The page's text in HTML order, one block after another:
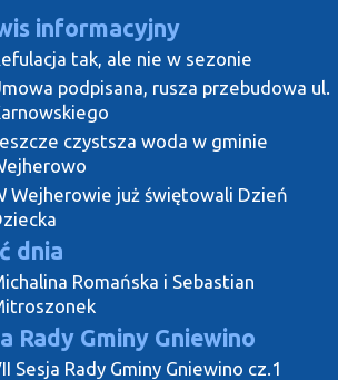
informacyjny
tak, ale nie w sezonie
podpisana, rusza przebudowa ul.
czystsza woda w gminie
Wejherowie już świętowali Dzień
dnia
Romańska i Sebastian
Rady Gminy Gniewino
Sesja Rady Gminy Gniewino cz.1